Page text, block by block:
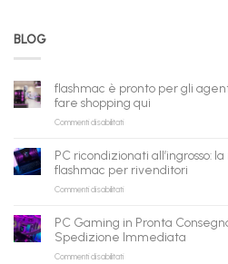
BLOG
flashmac è pronto per gli
fare shopping qui
Commenti disabilitatisu
pronto
per
gli
AI:
il
tuo
assistente
PC ricondizionati all’ingrosso:
flashmac per rivenditori
Commenti disabilitatisu
ricondizionati
all’ingrosso:
la
nuova
PC Gaming in Pronta
Spedizione Immediata
Commenti disabilitatisu